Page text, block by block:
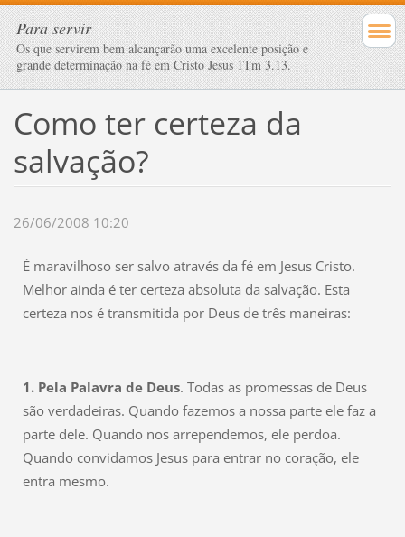
Para servir
Os que servirem bem alcançarão uma excelente posição e
grande determinação na fé em Cristo Jesus 1Tm 3.13.
Como ter certeza da
salvação?
26/06/2008 10:20
É maravilhoso ser salvo através da fé em Jesus Cristo.
Melhor ainda é ter certeza absoluta da salvação. Esta
certeza nos é transmitida por Deus de três maneiras:
1. Pela Palavra de Deus. Todas as promessas de Deus
são verdadeiras. Quando fazemos a nossa parte ele faz a
parte dele. Quando nos arrependemos, ele perdoa.
Quando convidamos Jesus para entrar no coração, ele
entra mesmo.